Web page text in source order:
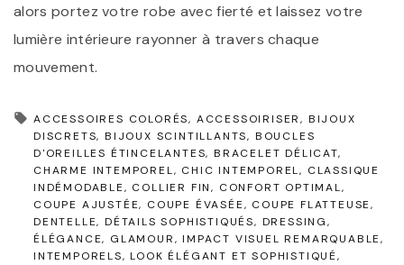
alors portez votre robe avec fierté et laissez votre
lumière intérieure rayonner à travers chaque
mouvement.
ACCESSOIRES COLORÉS ACCESSOIRISER BIJOUX
DISCRETS BIJOUX SCINTILLANTS BOUCLES
D'OREILLES ÉTINCELANTES BRACELET DÉLICAT
CHARME INTEMPOREL
CHIC INTEMPOREL
CLASSIQUE
INDÉMODABLE
COLLIER FIN
CONFORT OPTIMAL
COUPE AJUSTÉE COUPE ÉVASÉE
COUPE FLATTEUSE
DENTELLE DÉTAILS SOPHISTIQUÉS DRESSING
ÉLÉGANCE GLAMOUR
IMPACT VISUEL REMARQUABLE
INTEMPORELS
LOOK ÉLÉGANT ET SOPHISTIQUÉ